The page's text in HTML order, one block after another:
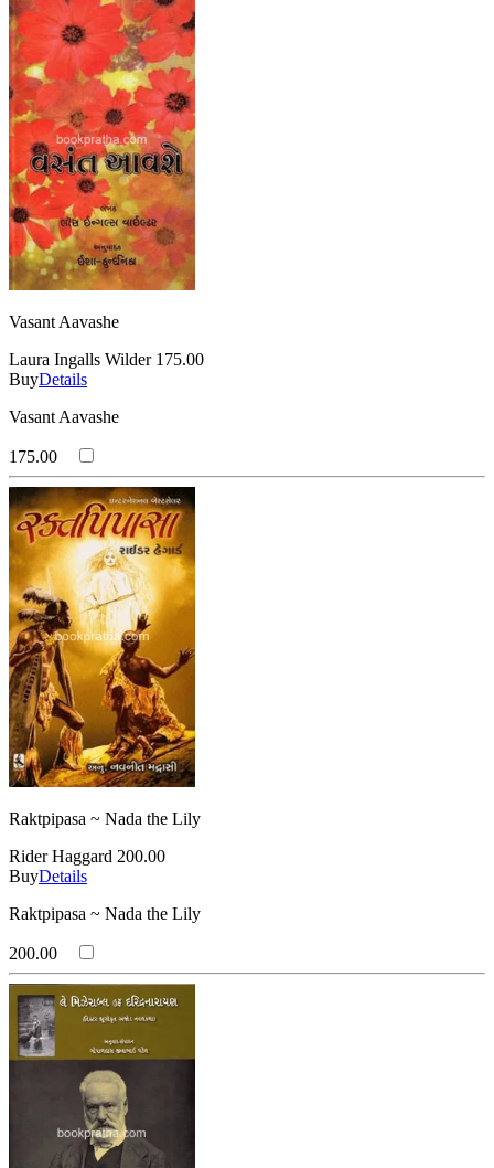
Vasant Aavashe
Laura Ingalls Wilder 175.00
BuyDetails
Vasant Aavashe
175.00
Raktpipasa ~ Nada the Lily
Rider Haggard 200.00
BuyDetails
Raktpipasa ~ Nada the Lily
200.00